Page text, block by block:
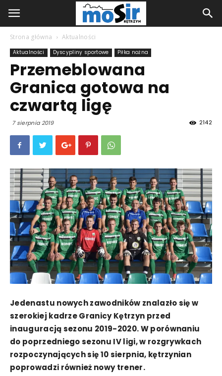
Strona główna Aktualności
Aktualności Dyscypliny sportowe Piłka nożna
Przemeblowana
Granica gotowa na
czwartą ligę
7 sierpnia 2019 2142
Jedenastu nowych zawodników znalazło się w
szerokiej kadrze Granicy Kętrzyn przed
inauguracją sezonu 2019-2020. W porównaniu
do poprzedniego sezonu IV ligi, w rozgrywkach
rozpoczynających się 10 sierpnia, kętrzynian
poprowadzi również nowy trener.